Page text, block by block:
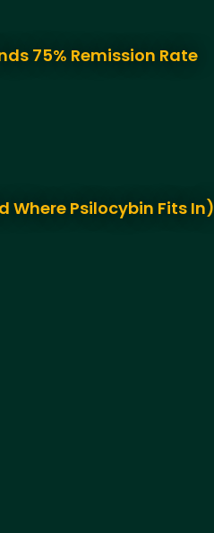
75% Remission Rate
Where Psilocybin Fits In)